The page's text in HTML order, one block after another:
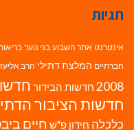
תגיות
אינטרנט אתר השבוע בני נוער
חברתיים המלצת דתילי הרב
2008 חדשות הבידור
חדשות הציבור הדתי
כלכלה חידון פ"ש חיים